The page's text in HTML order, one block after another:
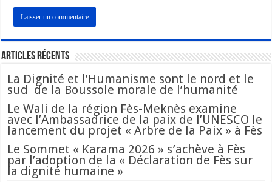
Articles Récents
La Dignité et l’Humanisme sont le nord et le
sud de la Boussole morale de l’humanité
Le Wali de la région Fès-Meknès examine
avec l’Ambassadrice de la paix de l’UNESCO le
lancement du projet « Arbre de la Paix » à Fès
Le Sommet « Karama 2026 » s’achève à Fès
par l’adoption de la « Déclaration de Fès sur
la dignité humaine »